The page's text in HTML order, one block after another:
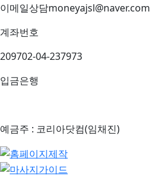
이메일상담moneyajsl@naver.com
계좌번호
209702-04-237973
입금은행
예금주 : 코리아닷컴(임채진)